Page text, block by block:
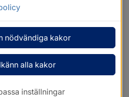
nödvändiga kakor
alla kakor
inställningar